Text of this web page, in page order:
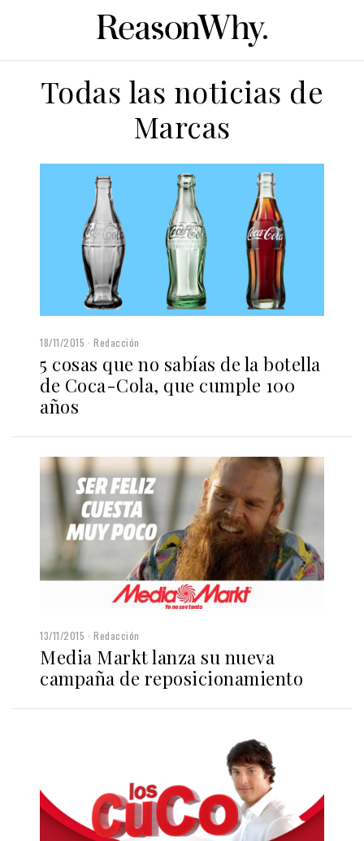
Todas las noticias de
Marcas
18/11/2015 Redacción
5 cosas que no sabías de la botella
de Coca-Cola, que cumple 100
años
13/11/2015 Redacción
Media Markt lanza su nueva
campaña de reposicionamiento